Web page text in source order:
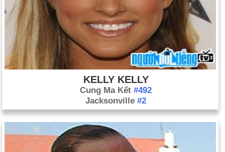
KELLY KELLY
Cung Ma Kết #492
Jacksonville #2